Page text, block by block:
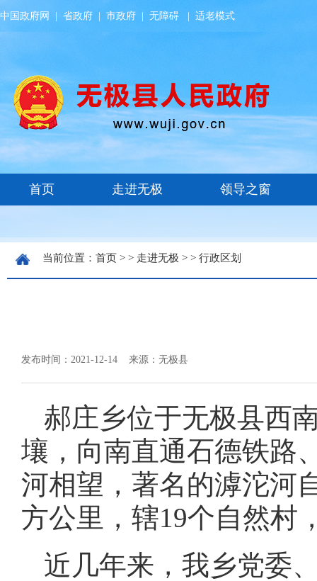
中国政府网 省政府 市政府 无障碍 适老模式
当前位置： 首页 > > 走进无极 > > 行政区划
发布时间：2021-12-14 来源：无极县
郝庄乡位于无极县西
壤，向南直通石德铁路
河相望，著名的滹沱河
方公里，辖19个自然村
近几年来，我乡党委